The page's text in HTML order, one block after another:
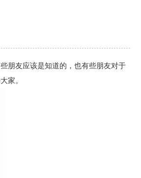
朋友应该是知道的，也有些朋友对于
家。